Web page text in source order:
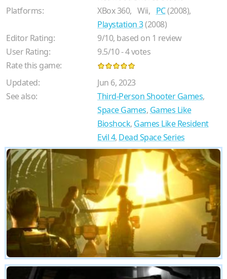
Platforms:
XBox 360, Wii, PC(2008),
Playstation 3(2008)
Editor Rating:
9/10, based on 1 review
User Rating:
9.5/10-4votes
Rate this game:
Updated:
Jun 6, 2023
See also:
Third-Person Shooter Games,
Space Games, Games Like
Bioshock, Games Like Resident
Evil 4, Dead Space Series